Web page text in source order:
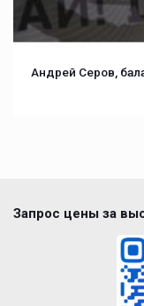
Андрей Серов,
Запрос цены за